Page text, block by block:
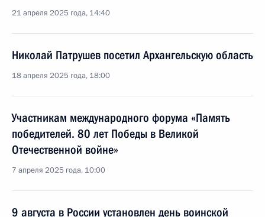
21 апреля 2025 года, 14:40
Николай Патрушев посетил Архангельскую область
18 апреля 2025 года, 18:00
Участникам международного форума «Память
победителей. 80 лет Победы в Великой
Отечественной войне»
7 апреля 2025 года, 10:00
9 августа в России установлен день воинской